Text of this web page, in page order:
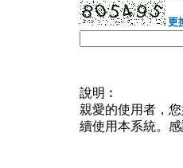
更
說明︰
親愛的使用者，
續使用本系統。感